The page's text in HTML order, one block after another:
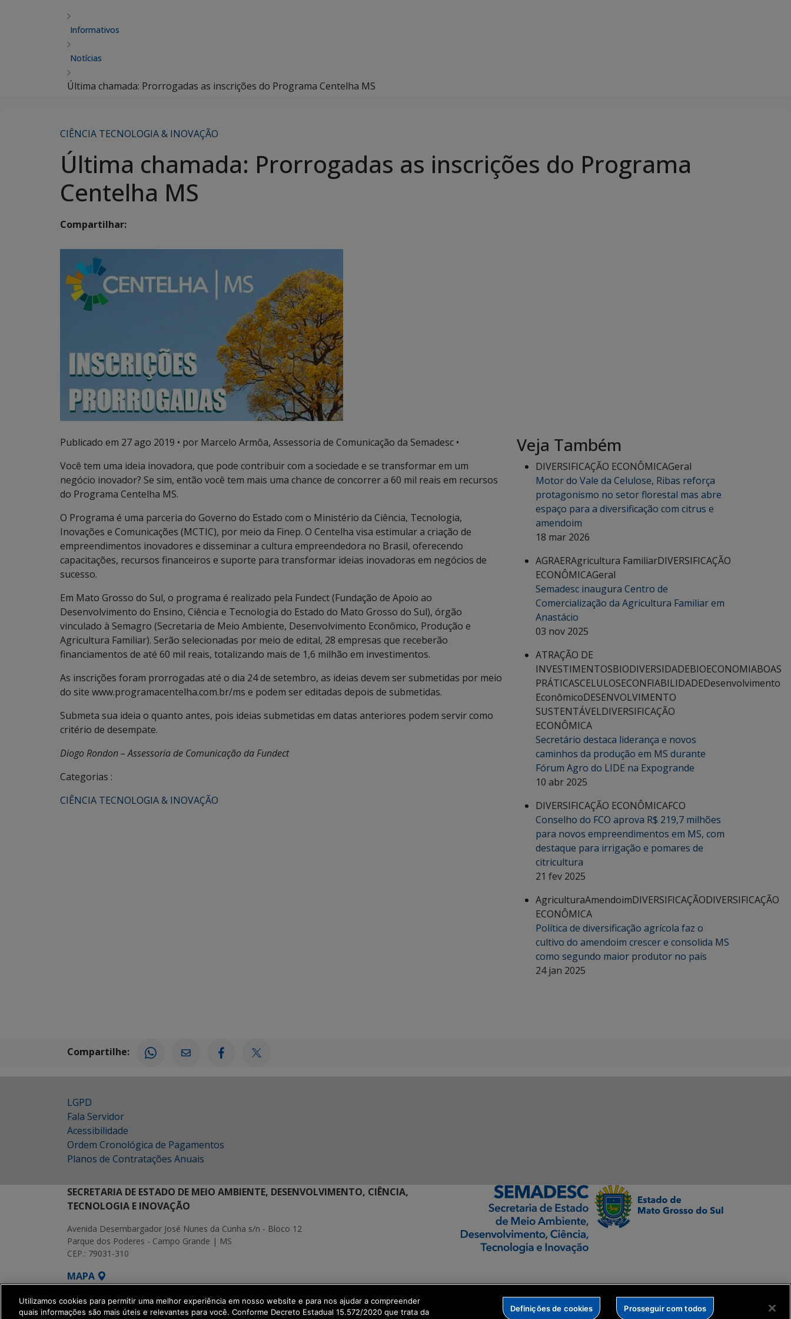
Informativos
Notícias
Última chamada: Prorrogadas as inscrições do Programa Centelha MS
CIÊNCIA TECNOLOGIA & INOVAÇÃO
Última chamada: Prorrogadas as inscrições do Programa
Centelha MS
Compartilhar:
Publicado em 27 ago 2019 • por Marcelo Armôa, Assessoria de Comunicação da Semadesc •
Você tem uma ideia inovadora, que pode contribuir com a sociedade e se transformar em um
negócio inovador? Se sim, então você tem mais uma chance de concorrer a 60 mil reais em recursos
do Programa Centelha MS.
O Programa é uma parceria do Governo do Estado com o Ministério da Ciência, Tecnologia,
Inovações e Comunicações (MCTIC), por meio da Finep. O Centelha visa estimular a criação de
empreendimentos inovadores e disseminar a cultura empreendedora no Brasil, oferecendo
capacitações, recursos financeiros e suporte para transformar ideias inovadoras em negócios de
sucesso.
Em Mato Grosso do Sul, o programa é realizado pela Fundect (Fundação de Apoio ao
Desenvolvimento do Ensino, Ciência e Tecnologia do Estado do Mato Grosso do Sul), órgão
vinculado à Semagro (Secretaria de Meio Ambiente, Desenvolvimento Econômico, Produção e
Agricultura Familiar). Serão selecionadas por meio de edital, 28 empresas que receberão
financiamentos de até 60 mil reais, totalizando mais de 1,6 milhão em investimentos.
As inscrições foram prorrogadas até o dia 24 de setembro, as ideias devem ser submetidas por meio
do site www.programacentelha.com.br/ms e podem ser editadas depois de submetidas.
Submeta sua ideia o quanto antes, pois ideias submetidas em datas anteriores podem servir como
critério de desempate.
Diogo Rondon – Assessoria de Comunicação da Fundect
Categorias :
CIÊNCIA TECNOLOGIA & INOVAÇÃO
Veja Também
DIVERSIFICAÇÃO ECONÔMICAGeral
Motor do Vale da Celulose, Ribas reforça
protagonismo no setor florestal mas abre
espaço para a diversificação com citrus e
amendoim
18 mar 2026
AGRAERAgricultura FamiliarDIVERSIFICAÇÃO
ECONÔMICAGeral
Semadesc inaugura Centro de
Comercialização da Agricultura Familiar em
Anastácio
03 nov 2025
ATRAÇÃO DE
INVESTIMENTOSBIODIVERSIDADEBIOECONOMIABOAS
PRÁTICASCELULOSECONFIABILIDADEDesenvolvimento
EconômicoDESENVOLVIMENTO
SUSTENTÁVELDIVERSIFICAÇÃO
ECONÔMICA
Secretário destaca liderança e novos
caminhos da produção em MS durante
Fórum Agro do LIDE na Expogrande
10 abr 2025
DIVERSIFICAÇÃO ECONÔMICAFCO
Conselho do FCO aprova R$ 219,7 milhões
para novos empreendimentos em MS, com
destaque para irrigação e pomares de
citricultura
21 fev 2025
AgriculturaAmendoimDIVERSIFICAÇÃODIVERSIFICAÇÃO
ECONÔMICA
Política de diversificação agrícola faz o
cultivo do amendoim crescer e consolida MS
como segundo maior produtor no país
24 jan 2025
Compartilhe:
LGPD
Fala Servidor
Acessibilidade
Ordem Cronológica de Pagamentos
Planos de Contratações Anuais
SECRETARIA DE ESTADO DE MEIO AMBIENTE, DESENVOLVIMENTO, CIÊNCIA,
TECNOLOGIA E INOVAÇÃO
Avenida Desembargador José Nunes da Cunha s/n - Bloco 12
Parque dos Poderes - Campo Grande | MS
CEP.: 79031-310
MAPA
SETDIG | Secretaria-Executiva de Transformação Digital
Utilizamos cookies para permitir uma melhor experiência em nosso website e para nos ajudar a compreender
quais informações são mais úteis e relevantes para você. Conforme Decreto Estadual 15.572/2020 que trata da
Definições de cookies Prosseguir com todos